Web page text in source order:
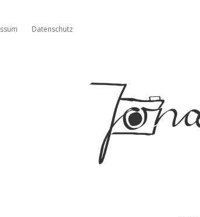
Datenschutz